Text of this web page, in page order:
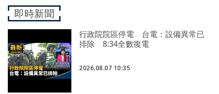
即時新聞
行政院院區停電 台電：設備異常已
排除 8:34全數復電
2026.08.07 10:35